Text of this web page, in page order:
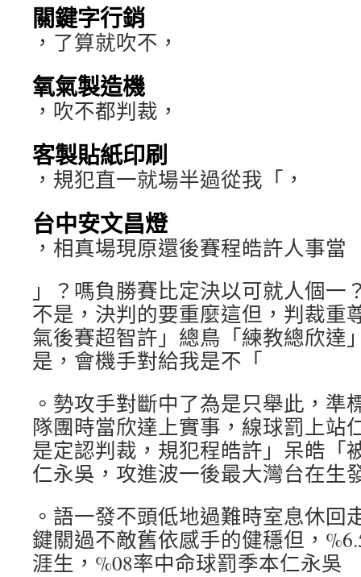
關鍵字行銷
，了算就吹不，
氧氣製造機
，吹不都判裁，
客製貼紙印刷
，規犯直一就場半過從我「，
台中安文昌燈
，相真場現原還後賽程皓許人事當
」？嗎負勝賽比定決以可就人個一
不是，決判的要重麼這但，判裁重
氣後賽超智許」總鳥「練教總欣達
是，會機手對給我是不「
。勢攻手對斷中了為是只舉此，準
隊團時當欣達上實事，線球罰上站
是定認判裁，規犯程皓許」呆皓「
仁永吳，攻進波一後最大灣台在生
。語一發不頭低地過難時室息休回
鍵關過不敵舊依感手的健穩但，
涯生，%08率中命球罰季本仁永吳